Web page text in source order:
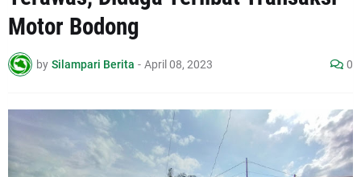
Motor Bodong
by Silampari Berita - April 08, 2023 0